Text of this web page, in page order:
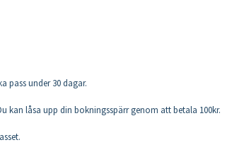
pass under 30 dagar.
kan låsa upp din bokningsspärr genom att betala 100kr.